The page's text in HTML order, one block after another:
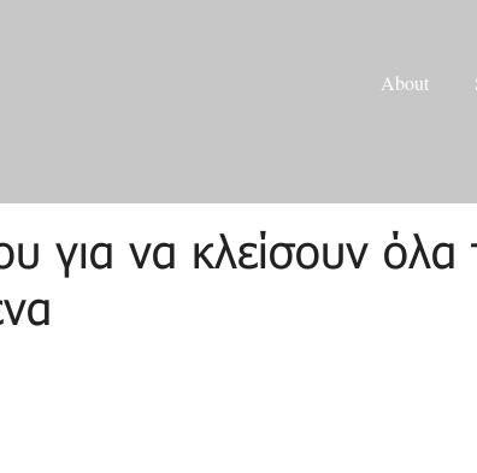
για να κλείσουν όλα
About